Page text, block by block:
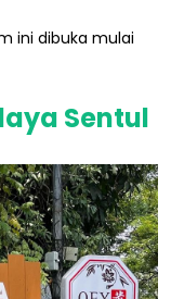
ini dibuka mulai
Sentul